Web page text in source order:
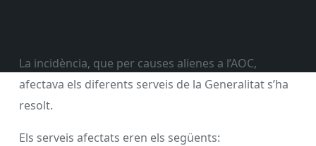
La incidència, que per causes alienes a l’AOC,
afectava els diferents serveis de la Generalitat s’ha
resolt.
Els serveis afectats eren els següents: